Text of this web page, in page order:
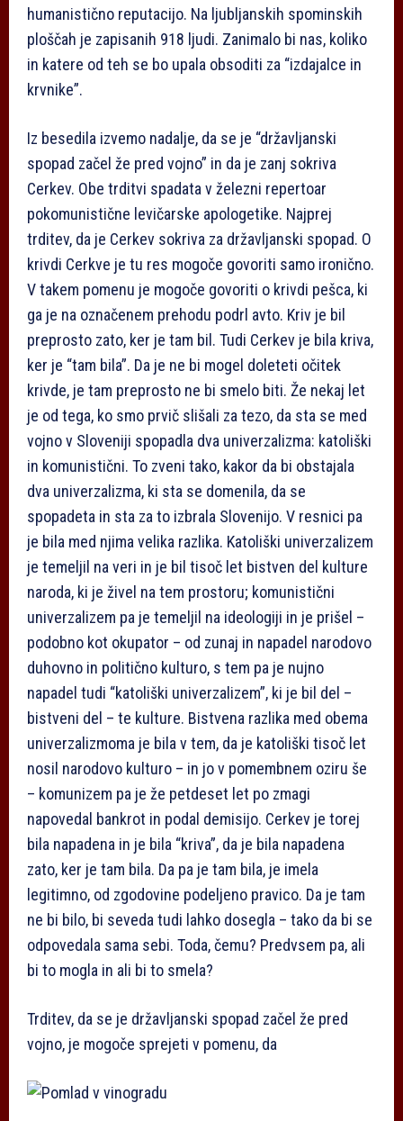
humanistično reputacijo. Na ljubljanskih spominskih
ploščah je zapisanih 918 ljudi. Zanimalo bi nas, koliko
in katere od teh se bo upala obsoditi za “izdajalce in
krvnike”.
Iz besedila izvemo nadalje, da se je “državljanski
spopad začel že pred vojno” in da je zanj sokriva
Cerkev. Obe trditvi spadata v železni repertoar
pokomunistične levičarske apologetike. Najprej
trditev, da je Cerkev sokriva za državljanski spopad. O
krivdi Cerkve je tu res mogoče govoriti samo ironično.
V takem pomenu je mogoče govoriti o krivdi pešca, ki
ga je na označenem prehodu podrl avto. Kriv je bil
preprosto zato, ker je tam bil. Tudi Cerkev je bila kriva,
ker je “tam bila”. Da je ne bi mogel doleteti očitek
krivde, je tam preprosto ne bi smelo biti. Že nekaj let
je od tega, ko smo prvič slišali za tezo, da sta se med
vojno v Sloveniji spopadla dva univerzalizma: katoliški
in komunistični. To zveni tako, kakor da bi obstajala
dva univerzalizma, ki sta se domenila, da se
spopadeta in sta za to izbrala Slovenijo. V resnici pa
je bila med njima velika razlika. Katoliški univerzalizem
je temeljil na veri in je bil tisoč let bistven del kulture
naroda, ki je živel na tem prostoru; komunistični
univerzalizem pa je temeljil na ideologiji in je prišel –
podobno kot okupator – od zunaj in napadel narodovo
duhovno in politično kulturo, s tem pa je nujno
napadel tudi “katoliški univerzalizem”, ki je bil del –
bistveni del – te kulture. Bistvena razlika med obema
univerzalizmoma je bila v tem, da je katoliški tisoč let
nosil narodovo kulturo – in jo v pomembnem oziru še
– komunizem pa je že petdeset let po zmagi
napovedal bankrot in podal demisijo. Cerkev je torej
bila napadena in je bila “kriva”, da je bila napadena
zato, ker je tam bila. Da pa je tam bila, je imela
legitimno, od zgodovine podeljeno pravico. Da je tam
ne bi bilo, bi seveda tudi lahko dosegla – tako da bi se
odpovedala sama sebi. Toda, čemu? Predvsem pa, ali
bi to mogla in ali bi to smela?
Trditev, da se je državljanski spopad začel že pred
vojno, je mogoče sprejeti v pomenu, da